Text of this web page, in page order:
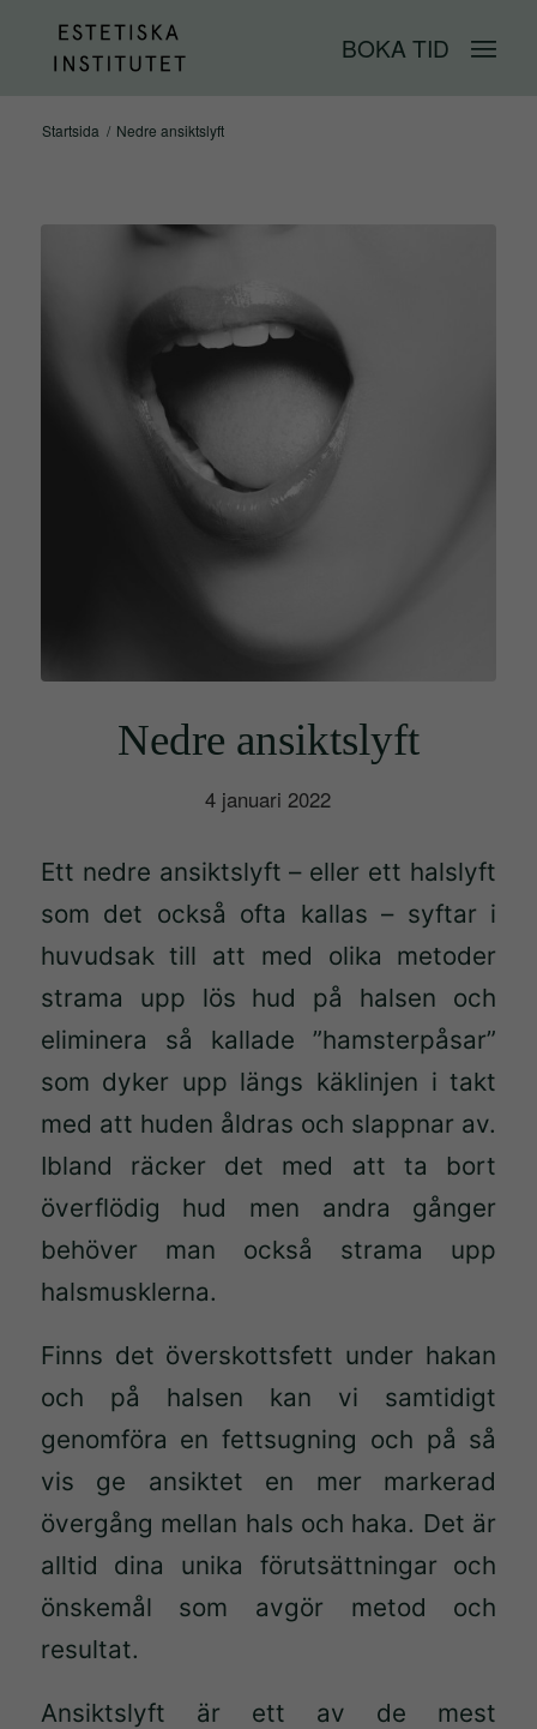
BOKA TID
Startsida / Nedre ansiktslyft
Nedre ansiktslyft
4 januari 2022
Ett nedre ansiktslyft – eller ett halslyft
som det också ofta kallas – syftar i
huvudsak till att med olika metoder
strama upp lös hud på halsen och
eliminera så kallade ”hamsterpåsar”
som dyker upp längs käklinjen i takt
med att huden åldras och slappnar av.
Ibland räcker det med att ta bort
överflödig hud men andra gånger
behöver man också strama upp
halsmusklerna.
Finns det överskottsfett under hakan
och på halsen kan vi samtidigt
genomföra en fettsugning och på så
vis ge ansiktet en mer markerad
övergång mellan hals och haka. Det är
alltid dina unika förutsättningar och
önskemål som avgör metod och
resultat.
Ansiktslyft är ett av de mest